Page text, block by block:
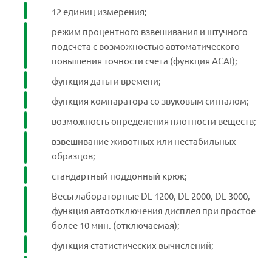
размеры кейса
(ДхШхВ)
185х235х65 мм
Масса весов (без
батареек)
2,5 кг
12 единиц измерения;
режим процентного взвешивания и штучного
подсчета с возможностью автоматического
повышения точности счета (функция ACAI);
функция даты и времени;
функция компаратора со звуковым сигналом;
возможность определения плотности веществ;
взвешивание животных или нестабильных
образцов;
стандартный поддонный крюк;
Весы лабораторные DL-1200, DL-2000, DL-3000,
функция автоотключения дисплея при простое
более 10 мин. (отключаемая);
функция статистических вычислений;